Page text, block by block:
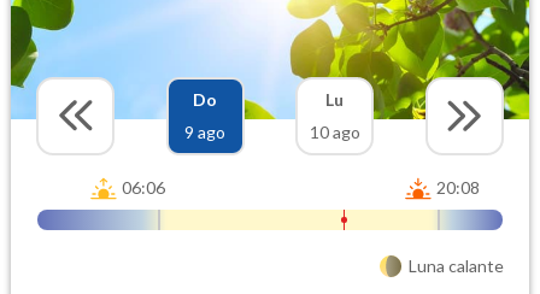
Do
9 ago
Lu
10 ago
06:06 20:08
Luna calante